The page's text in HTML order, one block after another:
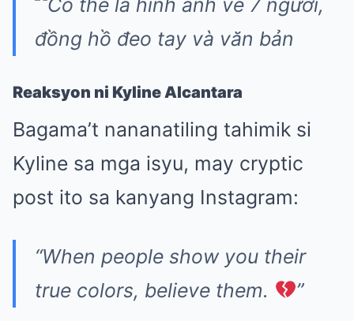
Reaksyon ni Kyline Alcantara
Bagama’t nananatiling tahimik si
Kyline sa mga isyu, may cryptic
post ito sa kanyang Instagram:
“When people show you their
true colors, believe them.
”